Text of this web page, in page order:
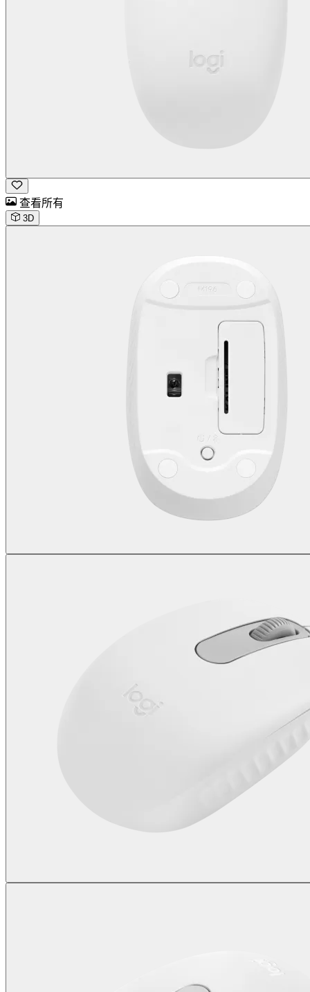
查看所有
3D